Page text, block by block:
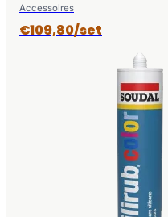
Accessoires
€109,80/set